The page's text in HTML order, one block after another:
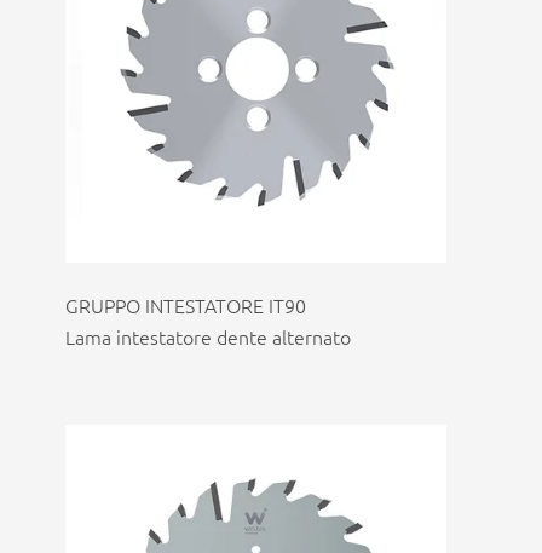
GRUPPO INTESTATORE IT90
Lama intestatore dente alternato